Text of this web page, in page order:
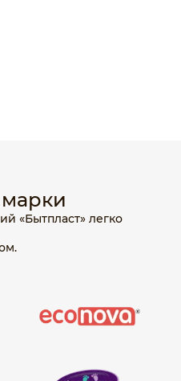
«Бытпласт» легко